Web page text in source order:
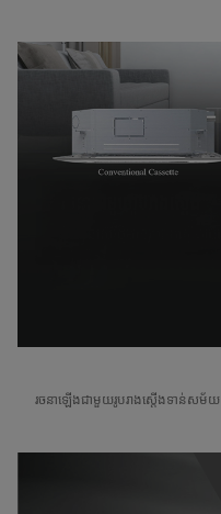
រចនាឡើងជាមួយរូបរាងស្តើងទាន់សម័យ